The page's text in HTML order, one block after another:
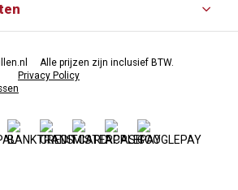
Alle prijzen zijn inclusief BTW.
Privacy Policy